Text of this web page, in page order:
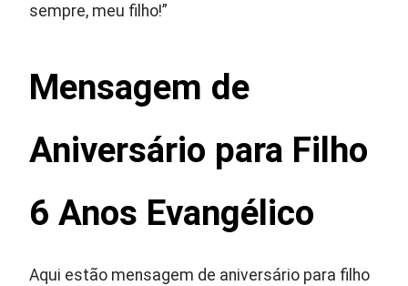
sempre, meu filho!”
Mensagem de
Aniversário para Filho
6 Anos Evangélico
Aqui estão mensagem de aniversário para filho